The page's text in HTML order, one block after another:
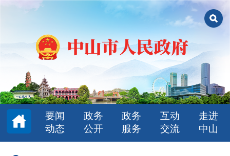
要闻
动态
政务
公开
政务
服务
互动
交流
走进
中山